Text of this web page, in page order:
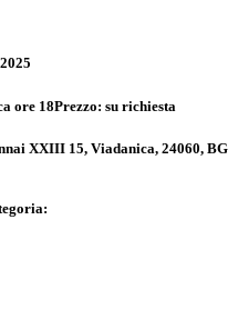
ore 18Prezzo: su richiesta
XXIII 15, Viadanica, 24060, BG